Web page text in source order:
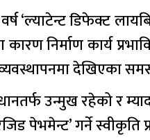
‘ल्याटेन्ट डिफेक्ट
कारण निर्माण कार्य
देखिएका
उन्मुख रहेको र
पेभमेन्ट’ गर्ने स्वीकृति